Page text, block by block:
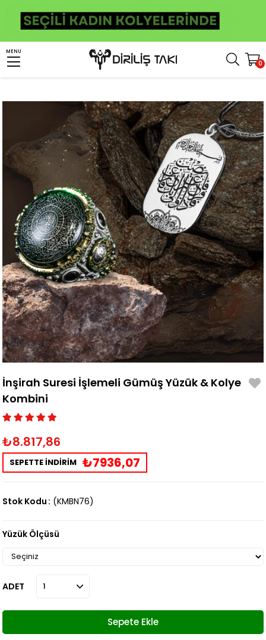
MENU
0
Yüzük Kolye Kombinleri
İnşirah Suresi İşlemeli Gümüş Yüzük & Kolye Kombini
İnşirah Suresi İşlemeli Gümüş Yüzük & Kolye
Kombini
₺8.817,86
SEPETTE İNDİRİM ₺7936,07
Stok Kodu (KMBN76)
Yüzük Ölçüsü
ADET